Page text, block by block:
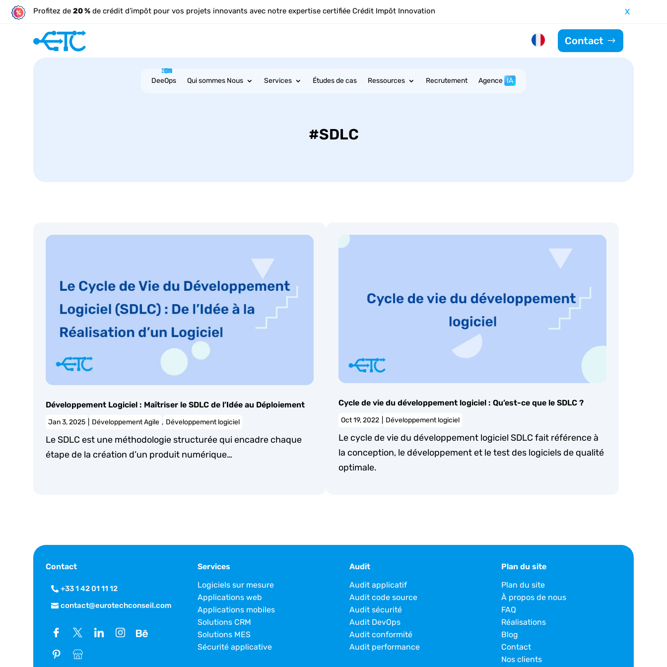
Profitez de20 % de crédit d’impôt pour vos projets innovants avec notre expertise certifiée Crédit Impôt Innovation X
Contact
DeeOps Qui sommes Nous Services Études de cas Ressources Recrutement Agence IA
#SDLC
Développement Logiciel : Maîtriser le SDLC de l’Idée au Déploiement
Jan 3, 2025 Développement Agile , Développement logiciel
Le SDLC est une méthodologie structurée qui encadre chaque
étape de la création d’un produit numérique…
Cycle de vie du développement logiciel : Qu’est-ce que le SDLC ?
Oct 19, 2022 Développement logiciel
Le cycle de vie du développement logiciel SDLC fait référence à
la conception, le développement et le test des logiciels de qualité
optimale.
Contact
+33 1 42 01 11 12
contact@eurotechconseil.com
Services
Logiciels sur mesure
Applications web
Applications mobiles
Solutions CRM
Solutions MES
Sécurité applicative
Audit
Audit applicatif
Audit code source
Audit sécurité
Audit DevOps
Audit conformité
Audit performance
Plan du site
Plan du site
À propos de nous
FAQ
Réalisations
Blog
Contact
Nos clients